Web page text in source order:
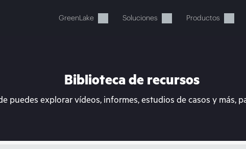
GreenLake Soluciones Productos
Biblioteca de recursos
puedes explorar vídeos, informes, estudios de casos y más,